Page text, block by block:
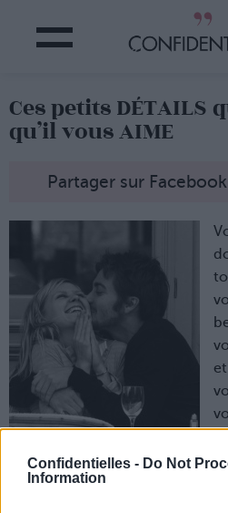
Confidentielles - Do Not
Information
Ces petits DÉTAILS
qu’il vous AIME
Partager sur Facebook